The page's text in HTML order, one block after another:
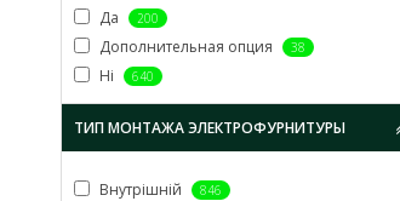
Да 200
Дополнительная опция 38
Ні 640
ТИП МОНТАЖА ЭЛЕКТРОФУРНИТУРЫ
Внутрішній 846